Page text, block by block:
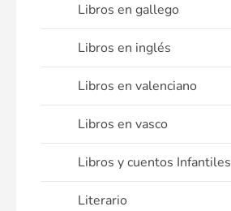
Libros en gallego
Libros en inglés
Libros en valenciano
Libros en vasco
Libros y cuentos Infantiles
Literario